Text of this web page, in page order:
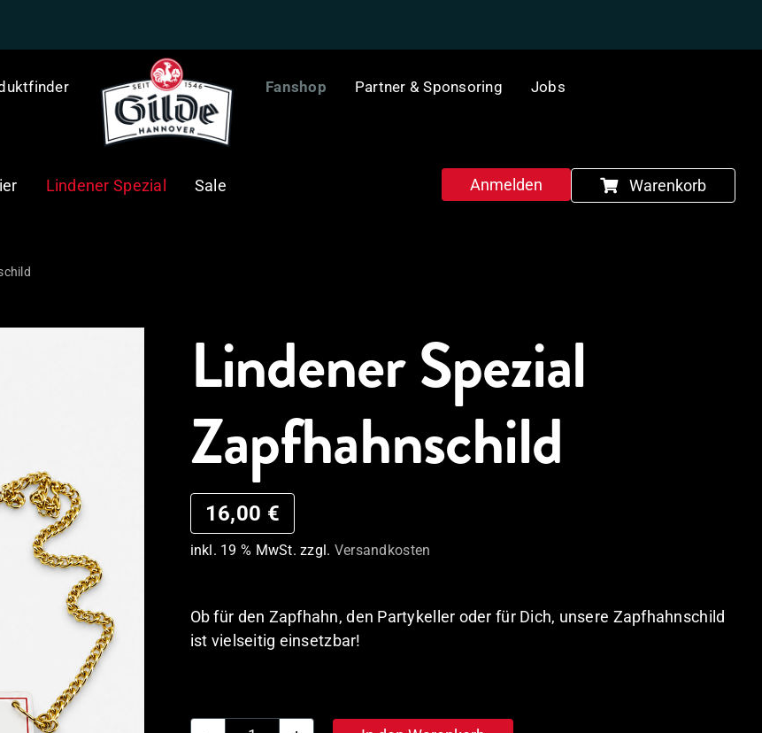
Fanshop Partner & Sponsoring Jobs
Lindener Spezial Sale Anmelden Warenkorb
Lindener Spezial
Zapfhahnschild
16,00 €
inkl. 19 % MwSt. zzgl. Versandkosten
Ob für den Zapfhahn, den Partykeller oder für Dich, unsere Zapfhahnschild
ist vielseitig einsetzbar!